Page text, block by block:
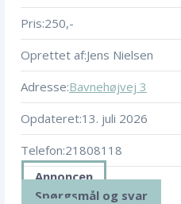
Pris:250,-
Oprettet af:Jens Nielsen
Adresse:Bavnehøjvej 3
Opdateret:13. juli 2026
Telefon:21808118
Annoncen
Spørgsmål og svar